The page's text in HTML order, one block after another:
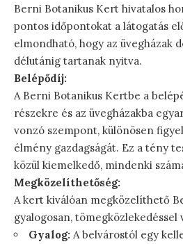
Berni Botanikus Kert hivatalos
pontos időpontokat a látogatás
elmondható, hogy az üvegházak
délutánig tartanak nyitva.
Belépődíj:
A Berni Botanikus Kertbe a
részekre és az üvegházakba
vonzó szempont, különösen
élmény gazdagságát. Ez a tény
közül kiemelkedő, mindenki
Megközelíthetőség:
A kert kiválóan megközelíthető
gyalogosan, tömegközlekedéssel
Gyalog: A belvárostól egy